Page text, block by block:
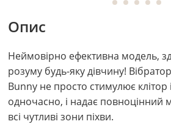
Опис
Неймовірно ефективна модель,
розуму будь-яку дівчину!
Bunny не просто стимулює клітор
одночасно, і надає повноцінний
всі чутливі зони піхви.